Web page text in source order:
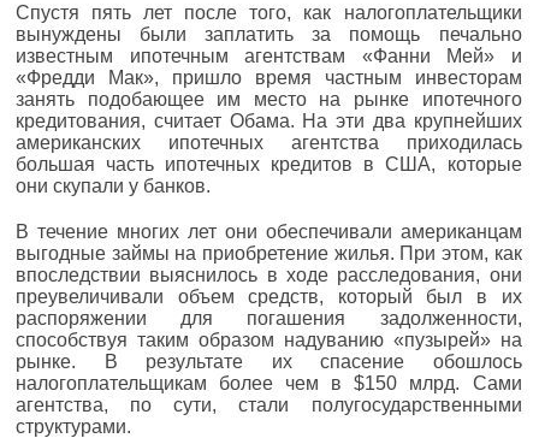
Спустя пять лет после того, как налогоплательщики
вынуждены были заплатить за помощь печально
известным ипотечным агентствам «Фанни Мей» и
«Фредди Мак», пришло время частным инвесторам
занять подобающее им место на рынке ипотечного
кредитования, считает Обама. На эти два крупнейших
американских ипотечных агентства приходилась
большая часть ипотечных кредитов в США, которые
они скупали у банков.
В течение многих лет они обеспечивали американцам
выгодные займы на приобретение жилья. При этом, как
впоследствии выяснилось в ходе расследования, они
преувеличивали объем средств, который был в их
распоряжении для погашения задолженности,
способствуя таким образом надуванию «пузырей» на
рынке. В результате их спасение обошлось
налогоплательщикам более чем в $150 млрд. Сами
агентства, по сути, стали полугосударственными
структурами.